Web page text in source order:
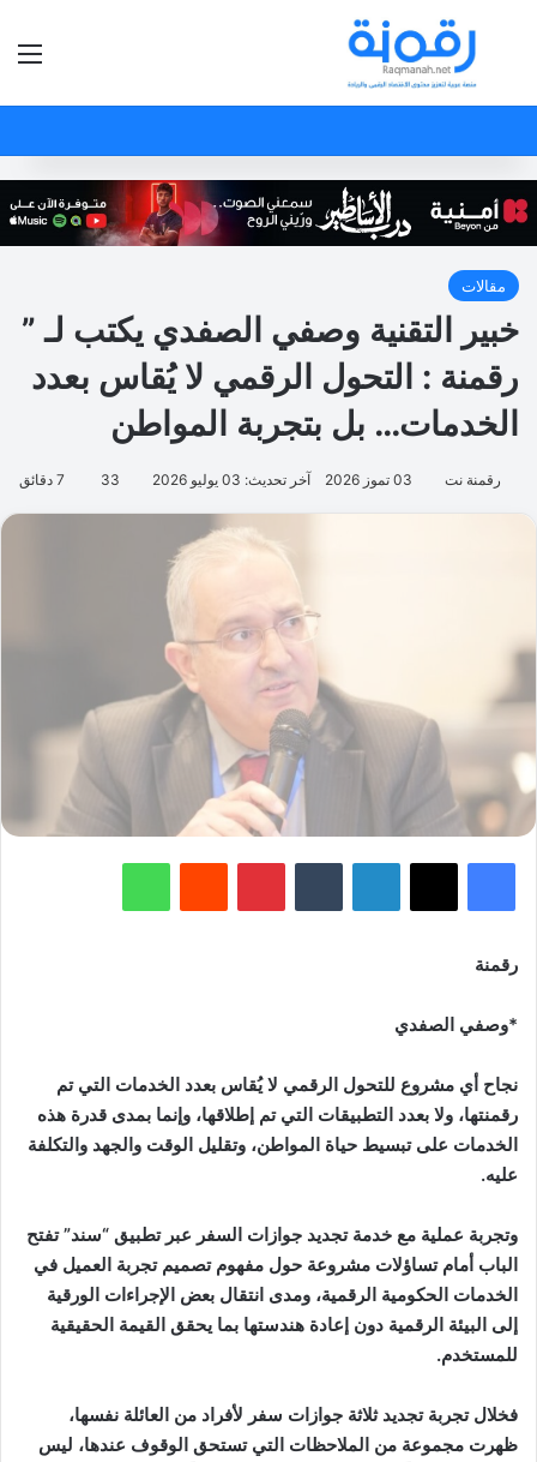
بحث عن
مقالات
خبير التقنية وصفي الصفدي يكتب لـ ”
رقمنة : التحول الرقمي لا يُقاس بعدد
الخدمات… بل بتجربة المواطن
رقمنة نت 03 تموز 2026 آخر تحديث: 03 يوليو 2026 33
فيسبوك لينكدإن بينتيريست
رقمنة
*وصفي الصفدي
نجاح أي مشروع للتحول الرقمي لا يُقاس بعدد الخدمات التي تم
رقمنتها، ولا بعدد التطبيقات التي تم إطلاقها، وإنما بمدى قدرة هذه
الخدمات على تبسيط حياة المواطن، وتقليل الوقت والجهد والتكلفة
عليه.
وتجربة عملية مع خدمة تجديد جوازات السفر عبر تطبيق “سند” تفتح
الباب أمام تساؤلات مشروعة حول مفهوم تصميم تجربة العميل في
الخدمات الحكومية الرقمية، ومدى انتقال بعض الإجراءات الورقية
إلى البيئة الرقمية دون إعادة هندستها بما يحقق القيمة الحقيقية
للمستخدم.
فخلال تجربة تجديد ثلاثة جوازات سفر لأفراد من العائلة نفسها،
ظهرت مجموعة من الملاحظات التي تستحق الوقوف عندها، ليس